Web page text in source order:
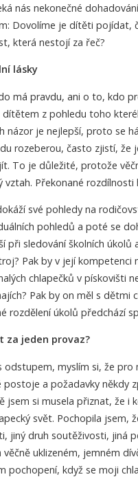
nás nekonečné
Dovolíme je dítěti pojídat,
která nestojí za řeč?
lásky
má pravdu, ani o to, kdo
dítětem z pohledu toho
názor je nejlepší, proto se
rozeberou, často zjistí, že
To je důležité, protože
vztah. Překonané rozdílnosti
své pohledy na
pohledů a poté se
při sledování školních úkolů
Pak by v její kompetenci
chlapečků v pískovišti
Pak by on měl s dětmi
rozdělení úkolů předchází
za jeden provaz?
odstupem, myslím si, že pro
a požadavky někdy
jsem si musela přiznat, že i
svět. Pochopila jsem,
jiný druh soutěživosti, jiná
uklizeném, jemném
pochopení, když se moji